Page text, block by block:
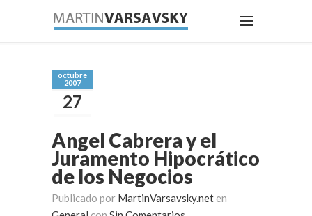
octubre
2007
27
Angel Cabrera y el
Juramento Hipocrático
de los Negocios
Publicado por MartinVarsavsky.net en